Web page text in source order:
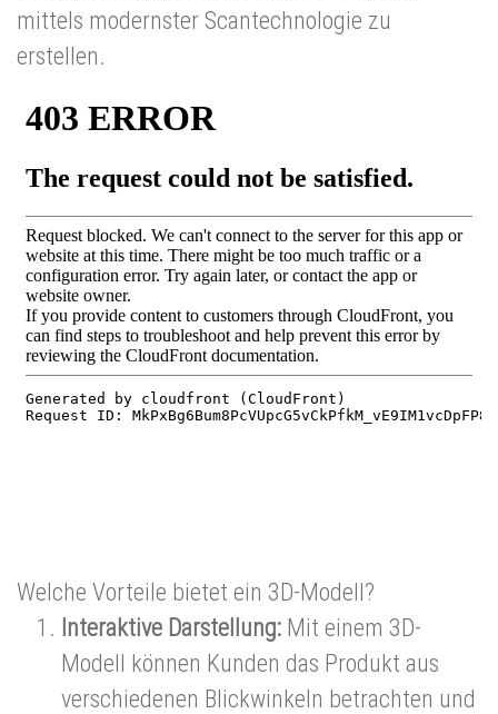
mittels modernster Scantechnologie zu
erstellen.
Welche Vorteile bietet ein 3D-Modell?
Interaktive Darstellung: Mit einem 3D-
Modell können Kunden das Produkt aus
verschiedenen Blickwinkeln betrachten und